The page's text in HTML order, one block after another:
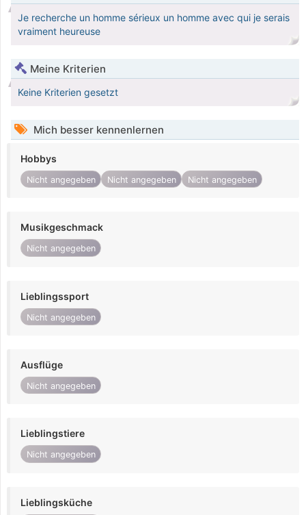
Je recherche un homme sérieux un homme avec qui je serais
vraiment heureuse
Meine Kriterien
Keine Kriterien gesetzt
Mich besser kennenlernen
Hobbys
Nicht angegeben Nicht angegeben Nicht angegeben
Musikgeschmack
Nicht angegeben
Lieblingssport
Nicht angegeben
Ausflüge
Nicht angegeben
Lieblingstiere
Nicht angegeben
Lieblingsküche